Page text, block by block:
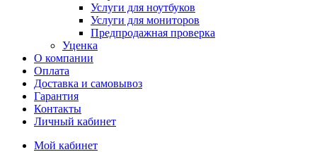
Услуги для ноутбуков
Услуги для мониторов
Предпродажная проверка
Уценка
О компании
Оплата
Доставка и самовывоз
Гарантия
Контакты
Личный кабинет
Мой кабинет